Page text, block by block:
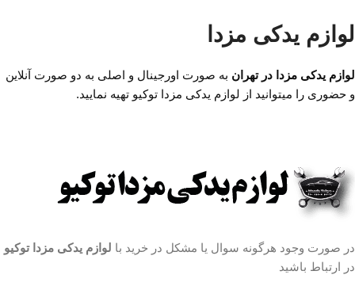
میدان امام خمینی،خیابان
،تقاطع خیابان ملت
،مجتمع تجاری سپهر،طبقه
،مجتمع تجاری سپهر،طبقه
اول واحد F124
۰۹۱۲۶۸۸۶۰۹۳ واتساپ
۰۹۱۹۴۲۰۰۳۲۹
لوازم یدکی مزدا
لوازم یدکی مزدا در تهران به صورت اورجینال و اصلی به دو صورت آنلاین
و حضوری را میتوانید از لوازم یدکی مزدا توکیو تهیه نمایید.
در صورت وجود هرگونه سوال یا مشکل در خرید با لوازم یدکی مزدا توکیو
در ارتباط باشید